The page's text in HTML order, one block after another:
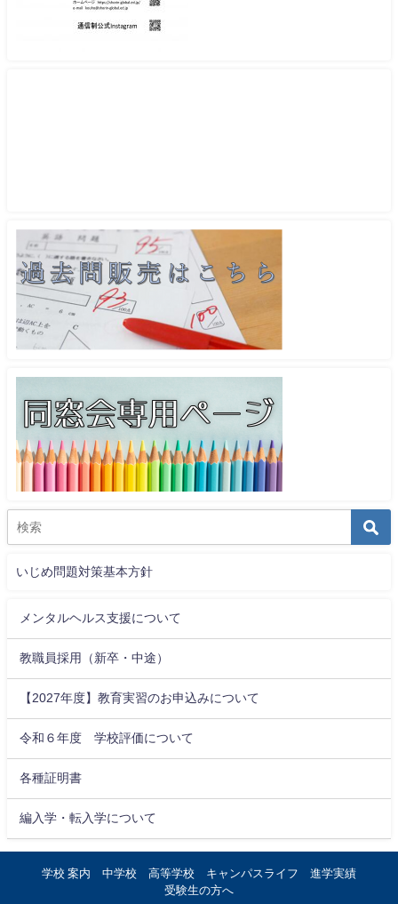
いじめ問題対策基本方針
メンタルヘルス支援について
教職員採用（新卒・中途）
【2027年度】教育実習のお申込みについて
令和６年度 学校評価について
各種証明書
編入学・転入学について
学校 案内 中学校 高等学校 キャンパスライフ
進学実績
受験生の方へ